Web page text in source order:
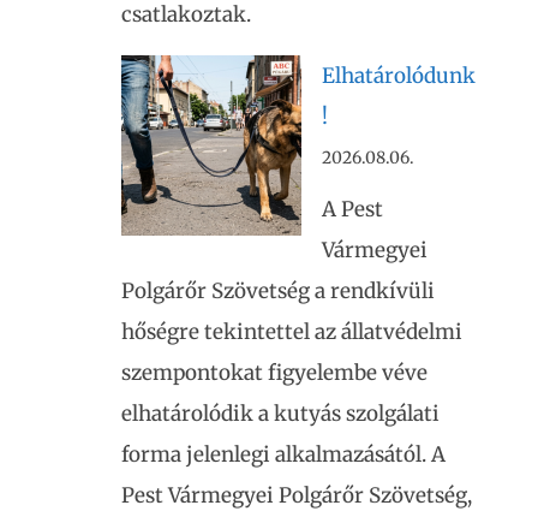
csatlakoztak.
Elhatárolódunk
!
2026.08.06.
A Pest
Vármegyei
Polgárőr Szövetség a rendkívüli
hőségre tekintettel az állatvédelmi
szempontokat figyelembe véve
elhatárolódik a kutyás szolgálati
forma jelenlegi alkalmazásától. A
Pest Vármegyei Polgárőr Szövetség,